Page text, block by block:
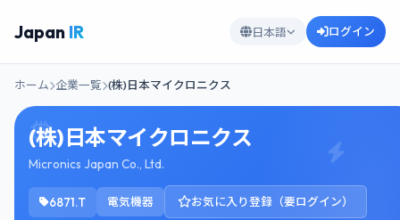
Japan IR 日本語 ログイン
ホーム 企業一覧 (株)日本マイクロニクス
(株)日本マイクロニクス
Micronics Japan Co., Ltd.
6871.T 電気機器 お気に入り登録（要ログイン）